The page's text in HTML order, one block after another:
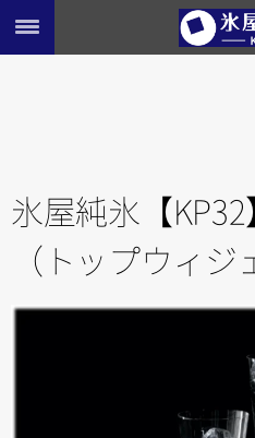
氷屋純氷【
（トップウィジ